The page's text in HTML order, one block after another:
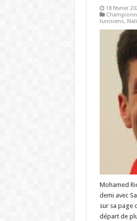
18 février
tunisiens,
Mohamed
demi avec
sur sa page
départ de